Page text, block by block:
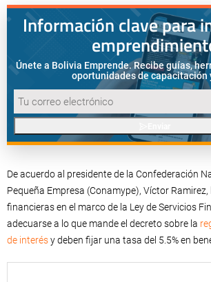
Información clave para
Únete a Bolivia Emprende. Recibe guías,
oportunidades de capacitación
De acuerdo al presidente de la Confederación
Pequeña Empresa (Conamype), Víctor
financieras en el marco de la Ley de Servicios
adecuarse a lo que mande el decreto sobre la
de interésy deben fijar una tasa del 5.5% en